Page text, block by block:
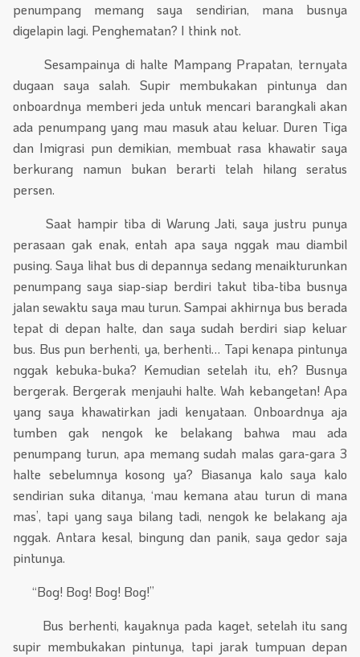
penumpang memang saya sendirian, mana busnya
digelapin lagi. Penghematan? I think not.
Sesampainya di halte Mampang Prapatan, ternyata
dugaan saya salah. Supir membukakan pintunya dan
onboardnya memberi jeda untuk mencari barangkali akan
ada penumpang yang mau masuk atau keluar. Duren Tiga
dan Imigrasi pun demikian, membuat rasa khawatir saya
berkurang namun bukan berarti telah hilang seratus
persen.
Saat hampir tiba di Warung Jati, saya justru punya
perasaan gak enak, entah apa saya nggak mau diambil
pusing. Saya lihat bus di depannya sedang menaikturunkan
penumpang saya siap-siap berdiri takut tiba-tiba busnya
jalan sewaktu saya mau turun. Sampai akhirnya bus berada
tepat di depan halte, dan saya sudah berdiri siap keluar
bus. Bus pun berhenti, ya, berhenti… Tapi kenapa pintunya
nggak kebuka-buka? Kemudian setelah itu, eh? Busnya
bergerak. Bergerak menjauhi halte. Wah kebangetan! Apa
yang saya khawatirkan jadi kenyataan. Onboardnya aja
tumben gak nengok ke belakang bahwa mau ada
penumpang turun, apa memang sudah malas gara-gara 3
halte sebelumnya kosong ya? Biasanya kalo saya kalo
sendirian suka ditanya, ‘mau kemana atau turun di mana
mas’, tapi yang saya bilang tadi, nengok ke belakang aja
nggak. Antara kesal, bingung dan panik, saya gedor saja
pintunya.
“Bog! Bog! Bog! Bog!”
Bus berhenti, kayaknya pada kaget, setelah itu sang
supir membukakan pintunya, tapi jarak tumpuan depan